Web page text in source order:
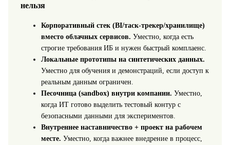
нельзя
Корпоративный стек (BI/таск-трекер/хранилище)
вместо облачных сервисов. Уместно, когда есть
строгие требования ИБ и нужен быстрый комплаенс.
Локальные прототипы на синтетических данных.
Уместно для обучения и демонстраций, если доступ к
реальным данным ограничен.
Песочница (sandbox) внутри компании. Уместно,
когда ИТ готово выделить тестовый контур с
безопасными данными для экспериментов.
Внутреннее наставничество + проект на рабочем
месте. Уместно, когда важнее внедрение в процесс,